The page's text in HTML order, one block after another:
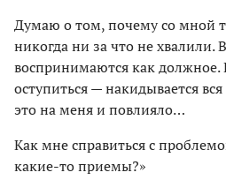
Думаю о том, почему со мной
никогда ни за что не хвалили.
воспринимаются как должное.
оступиться — накидывается
это на меня и повлияло…
Как мне справиться с
какие-то приемы?»